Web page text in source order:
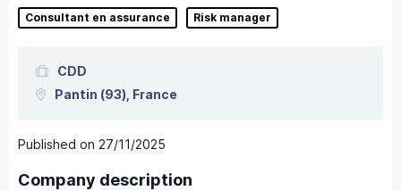
Consultant en assurance Risk manager
CDD
Pantin (93), France
Published on 27/11/2025
Company description